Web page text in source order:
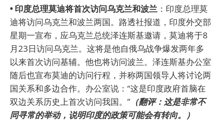
• 印度总理莫迪将首次访问乌克兰和波兰 ：印度总理莫
迪将访问乌克兰和波兰两国。路透社报道，印度外交部
星期一宣布，应乌克兰总统泽连斯基邀请，莫迪将于8
月23日访问乌克兰。这将是他自俄乌战争爆发两年多
以来首次访问基辅。他也将访问波兰。泽连斯基办公室
随后也宣布莫迪的访问行程，并称两国领导人将讨论两
国关系和多边合作。办公室说：“这是印度政府首脑在
双边关系历史上首次访问我国。” （翻评：这是非常不
同寻常的举动，说明印度的政策可能会有转向。）